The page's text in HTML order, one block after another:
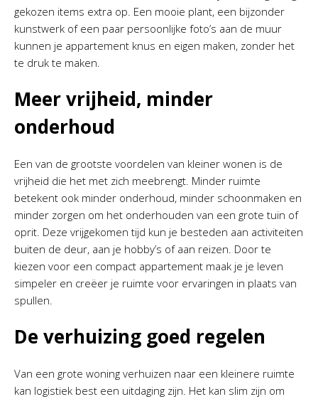
gekozen items extra op. Een mooie plant, een bijzonder
kunstwerk of een paar persoonlijke foto’s aan de muur
kunnen je appartement knus en eigen maken, zonder het
te druk te maken.
Meer vrijheid, minder
onderhoud
Een van de grootste voordelen van kleiner wonen is de
vrijheid die het met zich meebrengt. Minder ruimte
betekent ook minder onderhoud, minder schoonmaken en
minder zorgen om het onderhouden van een grote tuin of
oprit. Deze vrijgekomen tijd kun je besteden aan activiteiten
buiten de deur, aan je hobby’s of aan reizen. Door te
kiezen voor een compact appartement maak je je leven
simpeler en creëer je ruimte voor ervaringen in plaats van
spullen.
De verhuizing goed regelen
Van een grote woning verhuizen naar een kleinere ruimte
kan logistiek best een uitdaging zijn. Het kan slim zijn om